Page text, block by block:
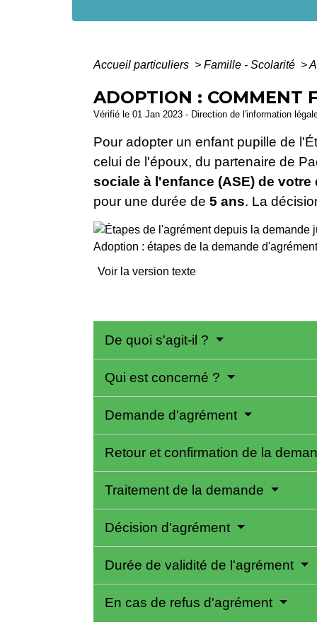
Accueil particuliers > Famille - Scolarité >
ADOPTION : COMMENT
Vérifié le 01 Jan 2023 - Direction de l'information
Pour adopter un enfant pupille de
celui de l'époux, du partenaire de
sociale à l'enfance (ASE) de votre
pour une durée de 5 ans. La
Adoption : étapes de la demande d'agrément
Voir la version texte
De quoi s'agit-il ?
Qui est concerné ?
Demande d'agrément
Retour et confirmation de la
Traitement de la demande
Décision d'agrément
Durée de validité de l'agrément
En cas de refus d'agrément